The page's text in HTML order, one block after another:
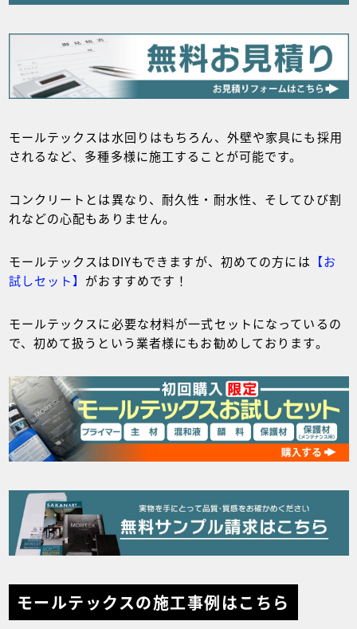
モールテックスは水回りはもちろん、外壁や家具にも採用
されるなど、多種多様に施工することが可能です。
コンクリートとは異なり、耐久性・耐水性、そしてひび割
れなどの心配もありません。
モールテックスはDIYもできますが、初めての方には 【お
試しセット】 がおすすめです！
モールテックスに必要な材料が一式セットになっているの
で、初めて扱うという業者様にもお勧めしております。
モールテックスの施工事例はこちら